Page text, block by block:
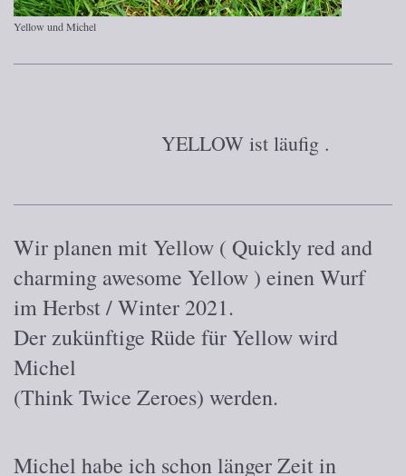
Yellow und Michel
YELLOW ist läufig .
Wir planen mit Yellow ( Quickly red and
charming awesome Yellow ) einen Wurf
im Herbst / Winter 2021.
Der zukünftige Rüde für Yellow wird
Michel
(Think Twice Zeroes) werden.
Michel habe ich schon länger Zeit in